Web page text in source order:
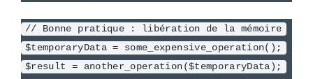
// Bonne pratique : libération de la mémoire
$temporaryData = some_expensive_operation();
$result = another_operation($temporaryData);